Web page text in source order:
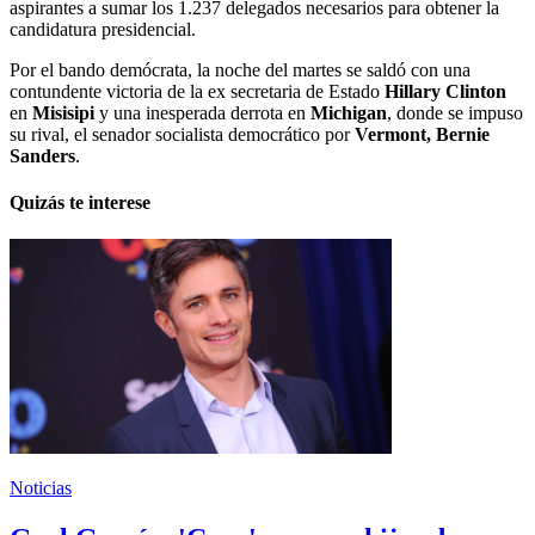
aspirantes a sumar los 1.237 delegados necesarios para obtener la
candidatura presidencial.
Por el bando demócrata, la noche del martes se saldó con una
contundente victoria de la ex secretaria de Estado Hillary Clinton
en Misisipi y una inesperada derrota en Michigan, donde se impuso
su rival, el senador socialista democrático porVermont, Bernie
Sanders.
Quizás te interese
Noticias